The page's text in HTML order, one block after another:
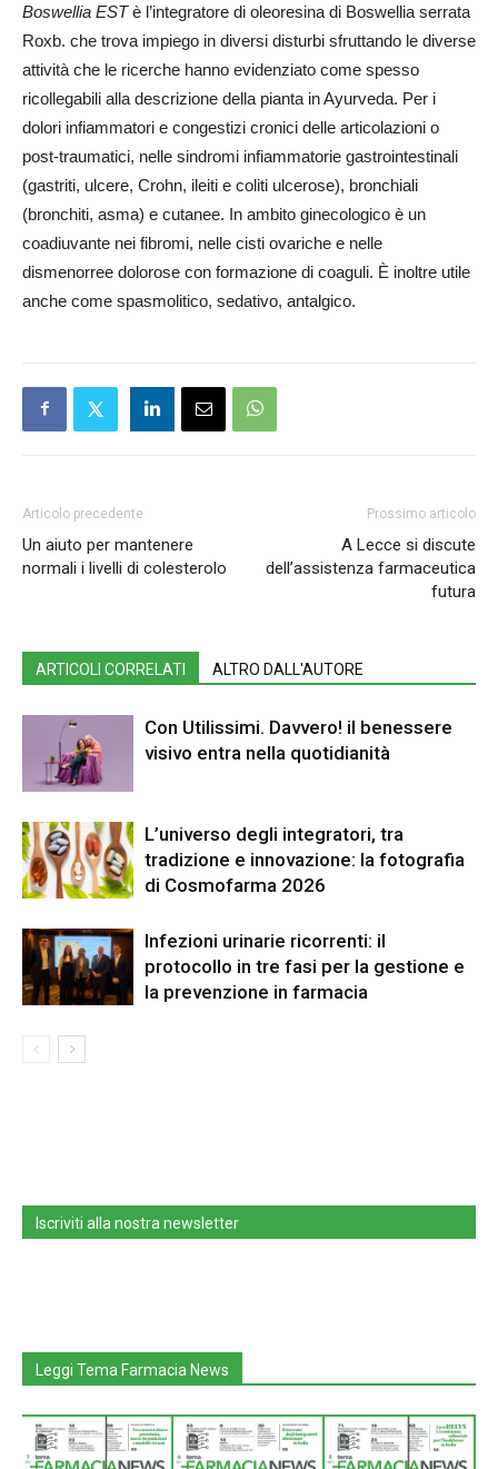
Boswellia ESTè l’integratore di oleoresina di Boswellia serrata
Roxb. che trova impiego in diversi disturbi sfruttando le diverse
attività che le ricerche hanno evidenziato come spesso
ricollegabili alla descrizione della pianta in Ayurveda. Per i
dolori infiammatori e congestizi cronici delle articolazioni o
post-traumatici, nelle sindromi infiammatorie gastrointestinali
(gastriti, ulcere, Crohn, ileiti e coliti ulcerose), bronchiali
(bronchiti, asma) e cutanee. In ambito ginecologico è un
coadiuvante nei fibromi, nelle cisti ovariche e nelle
dismenorree dolorose con formazione di coaguli. È inoltre utile
anche come spasmolitico, sedativo, antalgico.
Articolo precedente
Un aiuto per mantenere
normali i livelli di colesterolo
Prossimo articolo
A Lecce si discute
dell’assistenza farmaceutica
futura
ARTICOLI CORRELATI ALTRO DALL'AUTORE
Con Utilissimi. Davvero! il benessere
visivo entra nella quotidianità
L’universo degli integratori, tra
tradizione e innovazione: la fotografia
di Cosmofarma 2026
Infezioni urinarie ricorrenti: il
protocollo in tre fasi per la gestione e
la prevenzione in farmacia
Iscriviti alla nostra newsletter
Leggi Tema Farmacia News